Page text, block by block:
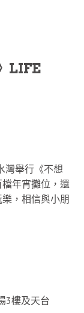
LIFE
灣舉行《不想
年宵攤位，還
，相信與小朋
3樓及天台